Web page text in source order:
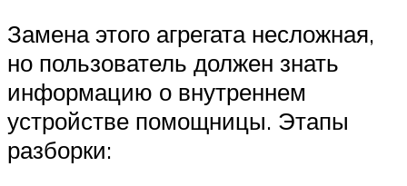
Замена этого агрегата несложная,
но пользователь должен знать
информацию о внутреннем
устройстве помощницы. Этапы
разборки: